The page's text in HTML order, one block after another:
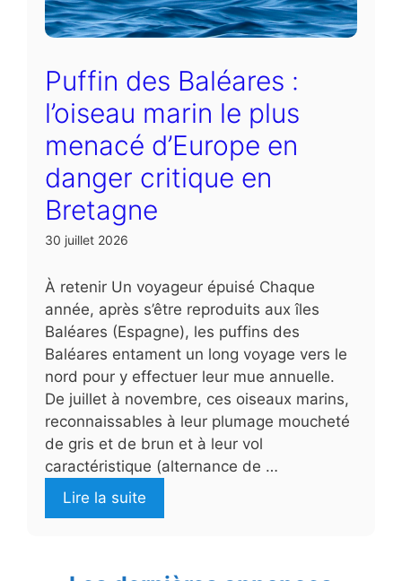
Puffin des Baléares :
l’oiseau marin le plus
menacé d’Europe en
danger critique en
Bretagne
30 juillet 2026
À retenir Un voyageur épuisé Chaque
année, après s’être reproduits aux îles
Baléares (Espagne), les puffins des
Baléares entament un long voyage vers le
nord pour y effectuer leur mue annuelle.
De juillet à novembre, ces oiseaux marins,
reconnaissables à leur plumage moucheté
de gris et de brun et à leur vol
caractéristique (alternance de …
Lire la suite